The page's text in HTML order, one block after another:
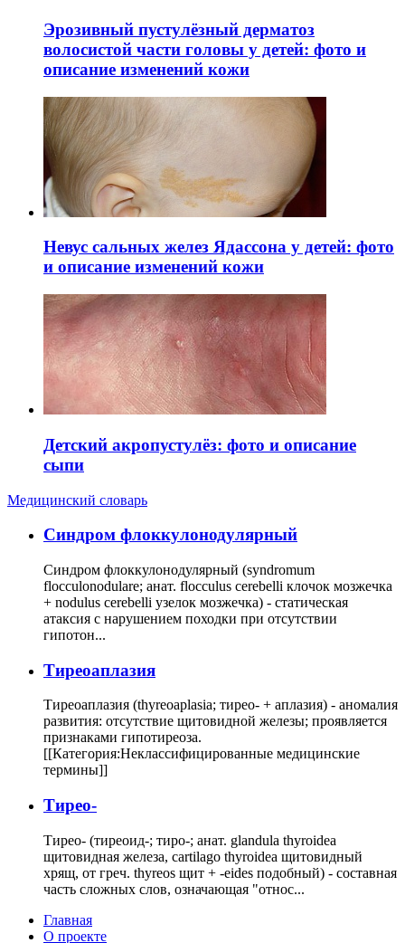
Эрозивный пустулёзный дерматоз
волосистой части головы у детей: фото и
описание изменений кожи
Невус сальных желез Ядассона у детей: фото
и описание изменений кожи
Детский акропустулёз: фото и описание
сыпи
Медицинский словарь
Cиндром флоккулонодулярный
Синдром флоккулонодулярный (syndromum
flocculonodulare; анат. flocculus cerebelli клочок мозжечка
+ nodulus cerebelli узелок мозжечка) - статическая
атаксия с нарушением походки при отсутствии
гипотон...
Тиреоаплазия
Тиреоаплазия (thyreoaplasia; тирео- + аплазия) - аномалия
развития: отсутствие щитовидной железы; проявляется
признаками гипотиреоза.
[[Категория:Неклассифицированные медицинские
термины]]
Тирео-
Тирео- (тиреоид-; тиро-; анат. glandula thyroidea
щитовидная железа, cartilago thyroidea щитовидный
хрящ, от греч. thyreos щит + -eides подобный) - составная
часть сложных слов, означающая "относ...
Главная
О проекте